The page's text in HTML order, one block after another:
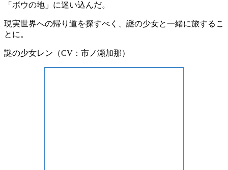
「ボウの地」に迷い込んだ。
現実世界への帰り道を探すべく、謎の少女と一緒に旅するこ
とに。
謎の少女レン（CV：市ノ瀬加那）